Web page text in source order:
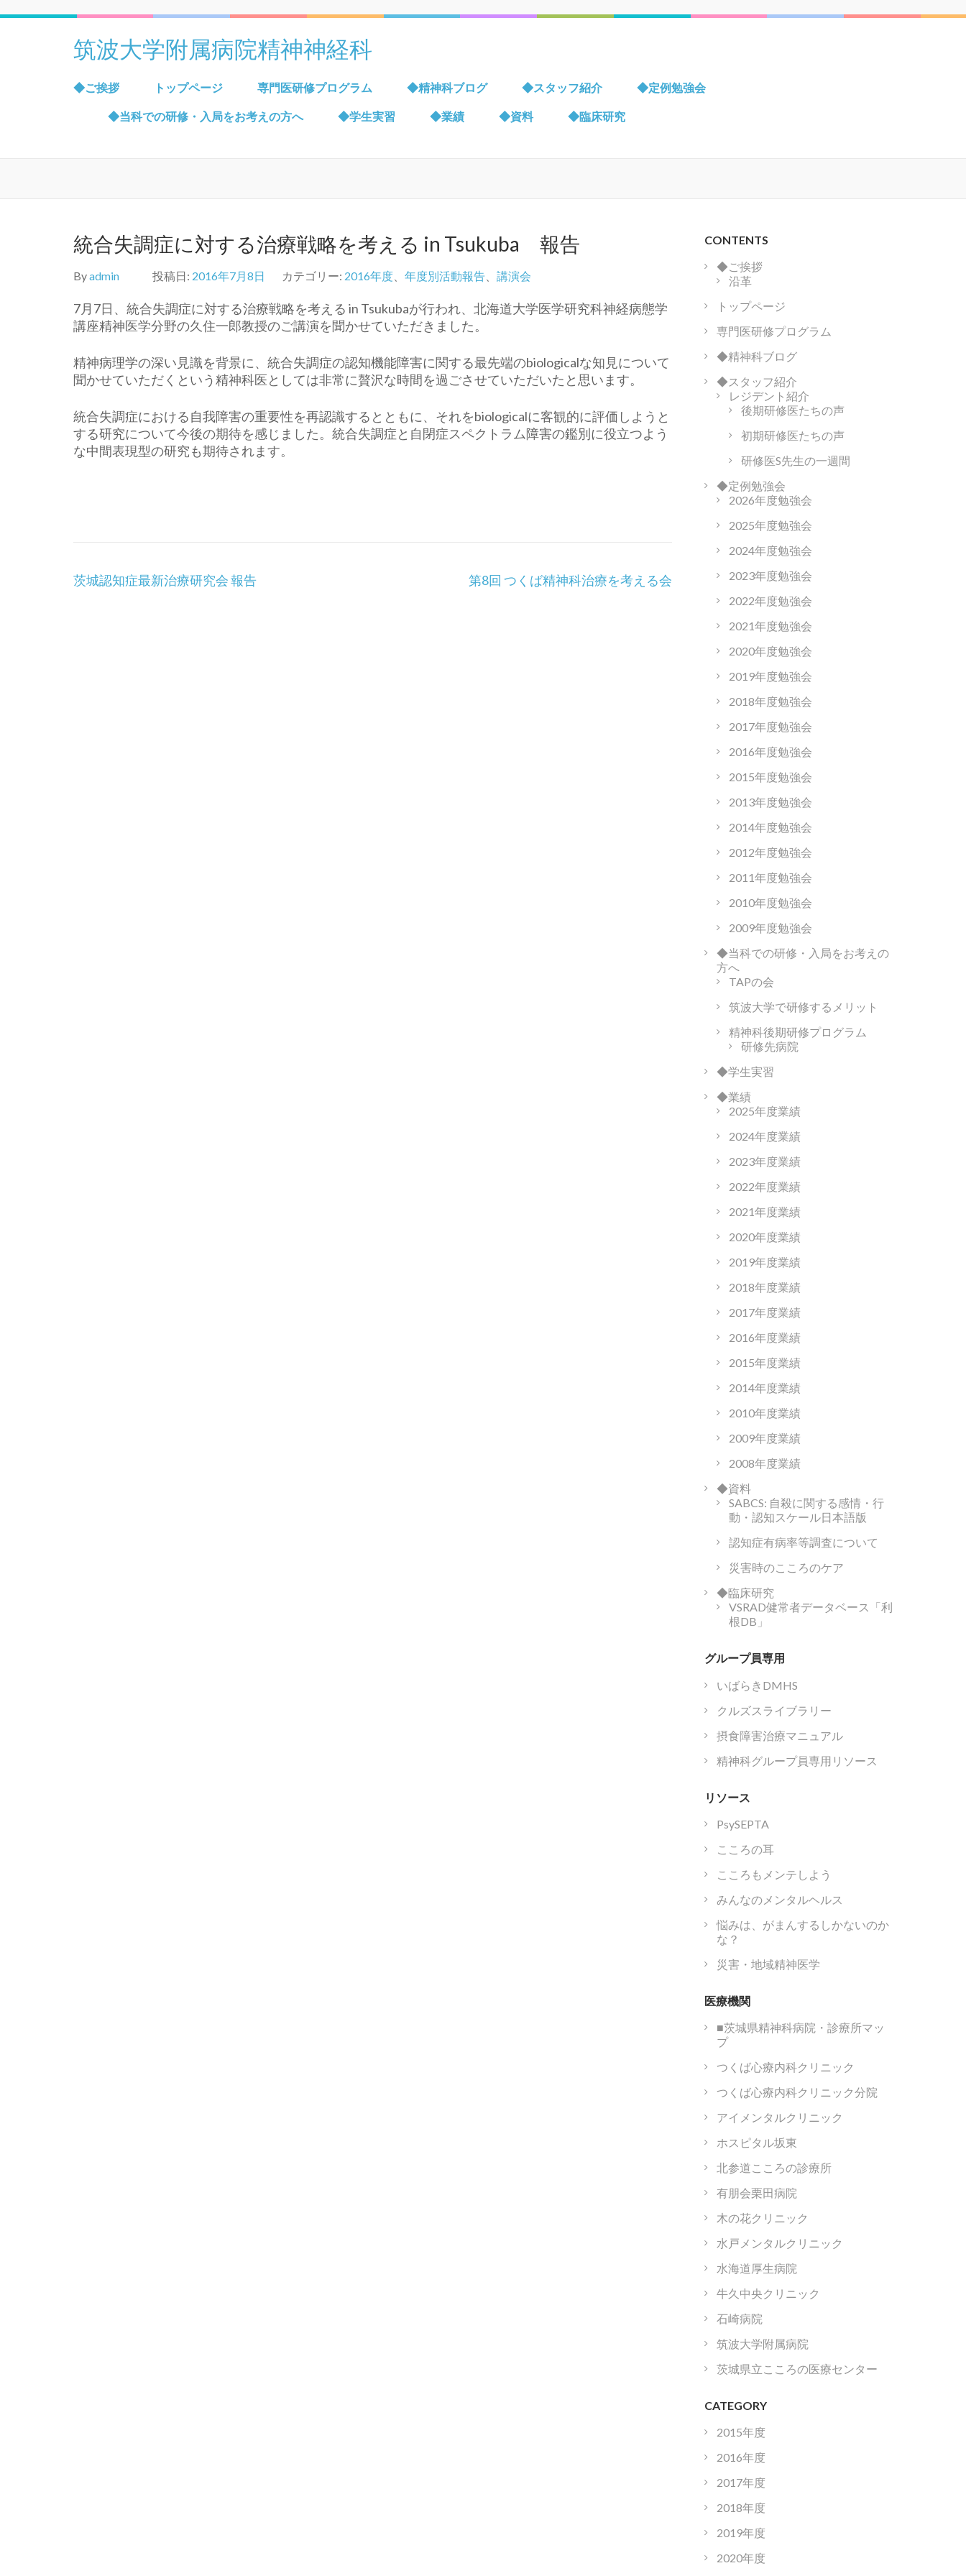
筑波大学附属病院精神神経科
◆ご挨拶 トップページ 専門医研修プログラム ◆精神科ブログ ◆スタッフ紹介 ◆定例勉強会
◆当科での研修・入局をお考えの方へ ◆学生実習 ◆業績 ◆資料 ◆臨床研究
統合失調症に対する治療戦略を考える in Tsukuba 報告
Byadmin 投稿日: 2016年7月8日 カテゴリー: 2016年度 年度別活動報告 講演会
7月7日、統合失調症に対する治療戦略を考える in Tsukubaが行われ、北海道大学医学研究科神経病態学
講座精神医学分野の久住一郎教授のご講演を聞かせていただきました。
精神病理学の深い見識を背景に、統合失調症の認知機能障害に関する最先端のbiologicalな知見について
聞かせていただくという精神科医としては非常に贅沢な時間を過ごさせていただいたと思います。
統合失調症における自我障害の重要性を再認識するとともに、それをbiologicalに客観的に評価しようと
する研究について今後の期待を感じました。統合失調症と自閉症スペクトラム障害の鑑別に役立つよう
な中間表現型の研究も期待されます。
投
茨城認知症最新治療研究会 報告 第8回 つくば精神科治療を考える会
CONTENTS
◆ご挨拶
沿革
トップページ
専門医研修プログラム
◆精神科ブログ
◆スタッフ紹介
レジデント紹介
後期研修医たちの声
初期研修医たちの声
研修医S先生の一週間
◆定例勉強会
2026年度勉強会
2025年度勉強会
2024年度勉強会
2023年度勉強会
2022年度勉強会
2021年度勉強会
2020年度勉強会
2019年度勉強会
2018年度勉強会
2017年度勉強会
2016年度勉強会
2015年度勉強会
2013年度勉強会
2014年度勉強会
2012年度勉強会
2011年度勉強会
2010年度勉強会
2009年度勉強会
◆当科での研修・入局をお考えの
方へ
TAPの会
筑波大学で研修するメリット
精神科後期研修プログラム
研修先病院
◆学生実習
◆業績
2025年度業績
2024年度業績
2023年度業績
2022年度業績
2021年度業績
2020年度業績
2019年度業績
2018年度業績
2017年度業績
2016年度業績
2015年度業績
2014年度業績
2010年度業績
2009年度業績
2008年度業績
◆資料
SABCS: 自殺に関する感情・行
動・認知スケール日本語版
認知症有病率等調査について
災害時のこころのケア
◆臨床研究
VSRAD健常者データベース「利
根DB」
グループ員専用
いばらきDMHS
クルズスライブラリー
摂食障害治療マニュアル
精神科グループ員専用リソース
リソース
PsySEPTA
こころの耳
こころもメンテしよう
みんなのメンタルヘルス
悩みは、がまんするしかないのか
な？
災害・地域精神医学
医療機関
■茨城県精神科病院・診療所マッ
プ
つくば心療内科クリニック
つくば心療内科クリニック分院
アイメンタルクリニック
ホスピタル坂東
北参道こころの診療所
有朋会栗田病院
木の花クリニック
水戸メンタルクリニック
水海道厚生病院
牛久中央クリニック
石崎病院
筑波大学附属病院
茨城県立こころの医療センター
CATEGORY
2015年度
2016年度
2017年度
2018年度
2019年度
2020年度